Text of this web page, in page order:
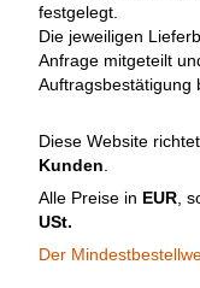
festgelegt.
Die jeweiligen
Anfrage mitgeteilt
Auftragsbestätigung
Diese Website
Kunden
Alle Preise in EUR ,
USt.
Der